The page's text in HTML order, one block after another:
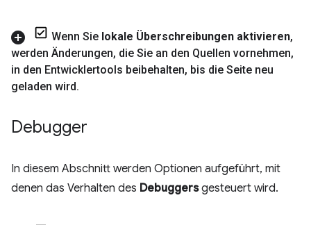
Wenn Sie lokale Überschreibungen aktivieren,
werden Änderungen, die Sie an den Quellen vornehmen,
in den Entwicklertools beibehalten, bis die Seite neu
geladen wird.
Debugger
In diesem Abschnitt werden Optionen aufgeführt, mit
denen das Verhalten des Debuggersgesteuert wird.